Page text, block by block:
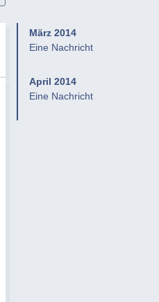
März 2014
Eine Nachricht
April 2014
Eine Nachricht